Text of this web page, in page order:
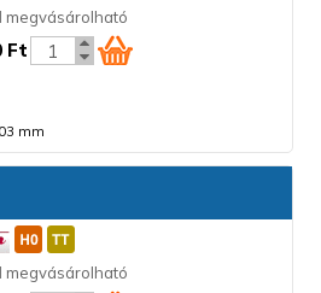
megvásárolható
Ft
mm
megvásárolható